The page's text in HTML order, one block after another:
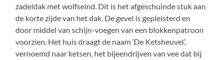
zadeldak met wolfseind. Dit is het afgeschuinde stuk aan
de korte zijde van het dak. De gevel is gepleisterd en
door middel van schijn-voegen van een blokkenpatroon
voorzien. Het huis draagt de naam ‘De Ketsheuvel’,
vernoemd naar ketsen, het bijeendrijven van vee dat bij